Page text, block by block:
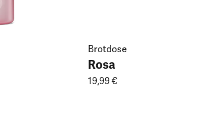
Brotdose
Rosa
19,99 €